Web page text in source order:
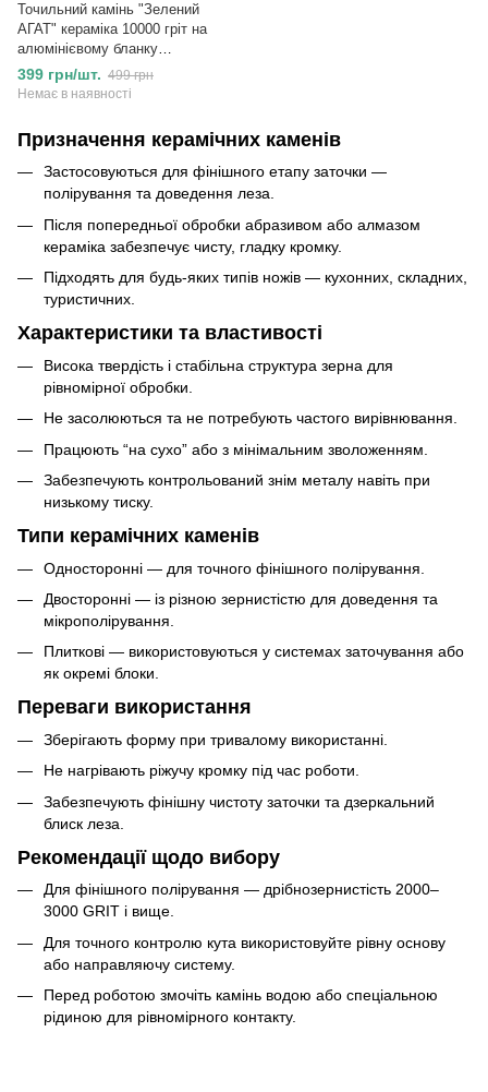
Точильний камінь "Зелений
АГАТ" кераміка 10000 гріт на
алюмінієвому бланку
(158х20х10 мм)
399 грн/шт. 499 грн
Немає в наявності
Призначення керамічних каменів
Застосовуються для фінішного етапу заточки —
полірування та доведення леза.
Після попередньої обробки абразивом або алмазом
кераміка забезпечує чисту, гладку кромку.
Підходять для будь-яких типів ножів — кухонних, складних,
туристичних.
Характеристики та властивості
Висока твердість і стабільна структура зерна для
рівномірної обробки.
Не засолюються та не потребують частого вирівнювання.
Працюють “на сухо” або з мінімальним зволоженням.
Забезпечують контрольований знім металу навіть при
низькому тиску.
Типи керамічних каменів
Односторонні — для точного фінішного полірування.
Двосторонні — із різною зернистістю для доведення та
мікрополірування.
Плиткові — використовуються у системах заточування або
як окремі блоки.
Переваги використання
Зберігають форму при тривалому використанні.
Не нагрівають ріжучу кромку під час роботи.
Забезпечують фінішну чистоту заточки та дзеркальний
блиск леза.
Рекомендації щодо вибору
Для фінішного полірування — дрібнозернистість 2000–
3000 GRIT і вище.
Для точного контролю кута використовуйте рівну основу
або направляючу систему.
Перед роботою змочіть камінь водою або спеціальною
рідиною для рівномірного контакту.